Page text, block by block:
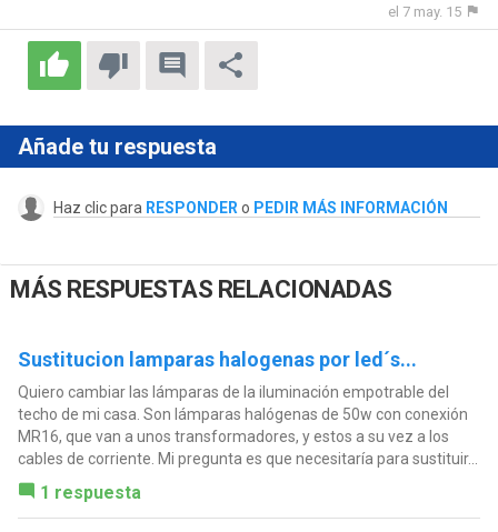
el 7 may. 15
Añade tu respuesta
Haz clic para RESPONDER o PEDIR MÁS INFORMACIÓN
MÁS RESPUESTAS RELACIONADAS
Sustitucion lamparas halogenas por led´s...
Quiero cambiar las lámparas de la iluminación empotrable del
techo de mi casa. Son lámparas halógenas de 50w con conexión
MR16, que van a unos transformadores, y estos a su vez a los
cables de corriente. Mi pregunta es que necesitaría para sustituir...
1 respuesta